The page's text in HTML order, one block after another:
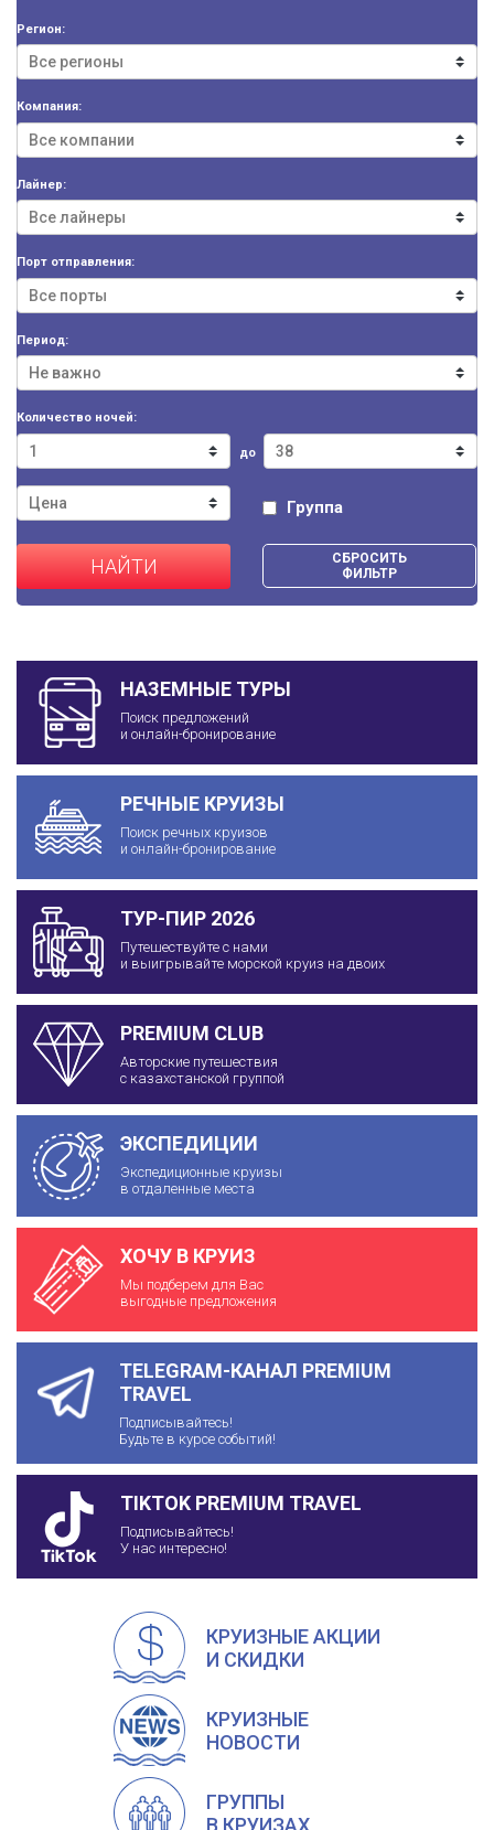
Регион:
Компания:
Лайнер:
Порт отправления:
Период:
Количество ночей:
до
Группа
НАЙТИ
СБРОСИТЬ
ФИЛЬТР
НАЗЕМНЫЕ ТУРЫ
Поиск предложений
и онлайн-бронирование
РЕЧНЫЕ КРУИЗЫ
Поиск речных круизов
и онлайн-бронирование
ТУР-ПИР 2026
Путешествуйте с нами
и выигрывайте морской круиз на двоих
PREMIUM CLUB
Авторские путешествия
с казахстанской группой
ЭКСПЕДИЦИИ
Экспедиционные круизы
в отдаленные места
ХОЧУ В КРУИЗ
Мы подберем для Вас
выгодные предложения
TELEGRAM-КАНАЛ PREMIUM
TRAVEL
Подписывайтесь!
Будьте в курсе событий!
TIKTOK PREMIUM TRAVEL
Подписывайтесь!
У нас интересно!
КРУИЗНЫЕ АКЦИИ
И СКИДКИ
КРУИЗНЫЕ
НОВОСТИ
ГРУППЫ
В КРУИЗАХ